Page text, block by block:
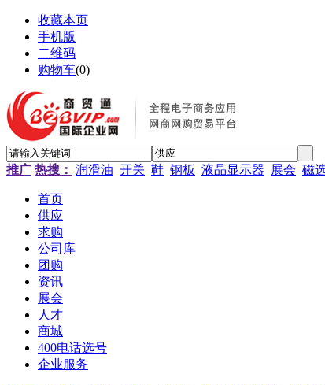
收藏本页
手机版
二维码
购物车(0)
推广 热搜： 润滑油 开关 鞋 钢板 液晶显示器 展会 磁
首页
供应
求购
公司库
团购
资讯
展会
人才
商城
400电话选号
企业服务